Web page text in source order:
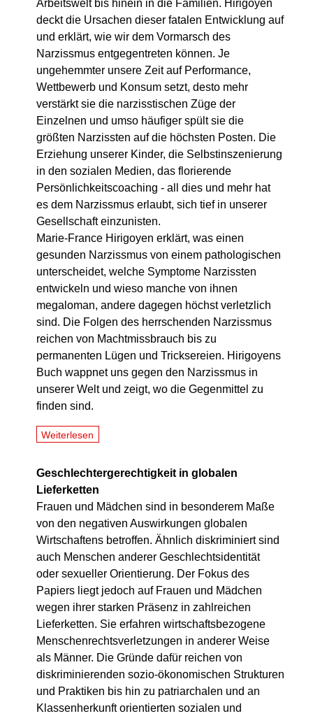
Arbeitswelt bis hinein in die Familien. Hirigoyen
deckt die Ursachen dieser fatalen Entwicklung auf
und erklärt, wie wir dem Vormarsch des
Narzissmus entgegentreten können. Je
ungehemmter unsere Zeit auf Performance,
Wettbewerb und Konsum setzt, desto mehr
verstärkt sie die narzisstischen Züge der
Einzelnen und umso häufiger spült sie die
größten Narzissten auf die höchsten Posten. Die
Erziehung unserer Kinder, die Selbstinszenierung
in den sozialen Medien, das florierende
Persönlichkeitscoaching - all dies und mehr hat
es dem Narzissmus erlaubt, sich tief in unserer
Gesellschaft einzunisten.
Marie-France Hirigoyen erklärt, was einen
gesunden Narzissmus von einem pathologischen
unterscheidet, welche Symptome Narzissten
entwickeln und wieso manche von ihnen
megaloman, andere dagegen höchst verletzlich
sind. Die Folgen des herrschenden Narzissmus
reichen von Machtmissbrauch bis zu
permanenten Lügen und Tricksereien. Hirigoyens
Buch wappnet uns gegen den Narzissmus in
unserer Welt und zeigt, wo die Gegenmittel zu
finden sind.
Weiterlesen
Geschlechtergerechtigkeit in globalen
Lieferketten
Frauen und Mädchen sind in besonderem Maße
von den negativen Auswirkungen globalen
Wirtschaftens betroffen. Ähnlich diskriminiert sind
auch Menschen anderer Geschlechtsidentität
oder sexueller Orientierung. Der Fokus des
Papiers liegt jedoch auf Frauen und Mädchen
wegen ihrer starken Präsenz in zahlreichen
Lieferketten. Sie erfahren wirtschaftsbezogene
Menschenrechtsverletzungen in anderer Weise
als Männer. Die Gründe dafür reichen von
diskriminierenden sozio-ökonomischen Strukturen
und Praktiken bis hin zu patriarchalen und an
Klassenherkunft orientierten sozialen und